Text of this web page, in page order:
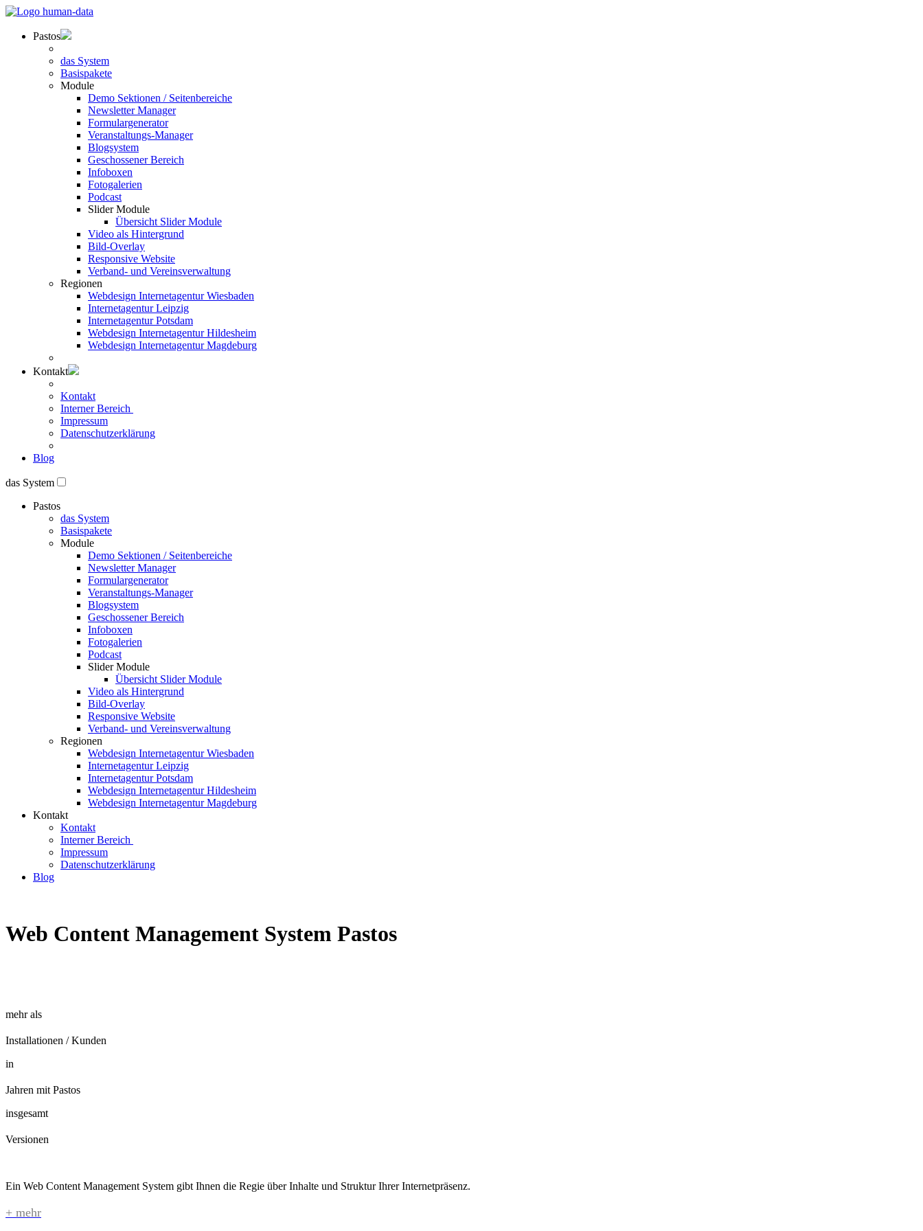
Pastos
das System
Basispakete
Module
Demo Sektionen / Seitenbereiche
Newsletter Manager
Formulargenerator
Veranstaltungs-Manager
Blogsystem
Geschossener Bereich
Infoboxen
Fotogalerien
Podcast
Slider Module
Übersicht Slider Module
Video als Hintergrund
Bild-Overlay
Responsive Website
Verband- und Vereinsverwaltung
Regionen
Webdesign Internetagentur Wiesbaden
Internetagentur Leipzig
Internetagentur Potsdam
Webdesign Internetagentur Hildesheim
Webdesign Internetagentur Magdeburg
Kontakt
Kontakt
Interner Bereich
Impressum
Datenschutzerklärung
Blog
das System
Pastos
das System
Basispakete
Module
Demo Sektionen / Seitenbereiche
Newsletter Manager
Formulargenerator
Veranstaltungs-Manager
Blogsystem
Geschossener Bereich
Infoboxen
Fotogalerien
Podcast
Slider Module
Übersicht Slider Module
Video als Hintergrund
Bild-Overlay
Responsive Website
Verband- und Vereinsverwaltung
Regionen
Webdesign Internetagentur Wiesbaden
Internetagentur Leipzig
Internetagentur Potsdam
Webdesign Internetagentur Hildesheim
Webdesign Internetagentur Magdeburg
Kontakt
Kontakt
Interner Bereich
Impressum
Datenschutzerklärung
Blog
Web Content Management System Pastos
mehr als
Installationen / Kunden
in
Jahren mit Pastos
insgesamt
Versionen
Ein Web Content Management System gibt Ihnen die Regie über Inhalte und Struktur Ihrer Internetpräsenz.
Die Texteingabe ist, dank eines integrierten WYSIWYG (What You See Is What You Get) -Editors, ähnlich wie Sie es von Word / Writer gewöhnt sind.